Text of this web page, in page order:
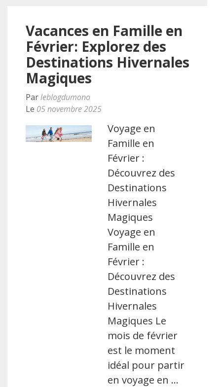
Vacances en Famille en
Février: Explorez des
Destinations Hivernales
Magiques
Parleblogdumono
Le 05 novembre 2025
Voyage en
Famille en
Février :
Découvrez des
Destinations
Hivernales
Magiques
Voyage en
Famille en
Février :
Découvrez des
Destinations
Hivernales
Magiques Le
mois de février
est le moment
idéal pour partir
en voyage en …